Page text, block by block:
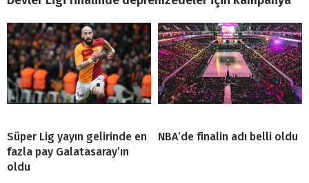
Süper Lig yayın gelirinde en
fazla pay Galatasaray’ın
oldu
NBA’de finalin adı belli oldu